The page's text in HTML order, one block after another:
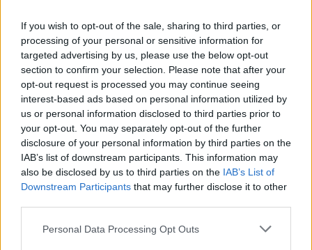
If you wish to opt-out of the sale, sharing to third parties, or
processing of your personal or sensitive information for
targeted advertising by us, please use the below opt-out
section to confirm your selection. Please note that after your
opt-out request is processed you may continue seeing
interest-based ads based on personal information utilized by
us or personal information disclosed to third parties prior to
your opt-out. You may separately opt-out of the further
disclosure of your personal information by third parties on the
IAB’s list of downstream participants. This information may
also be disclosed by us to third parties on the IAB’s List of
Downstream Participants that may further disclose it to other
Personal Data Processing Opt Outs
Paroles + Traduction Téléchargement
Vidéos
Commentaires
Voir la vidéo de «How Do You Love
Someone»